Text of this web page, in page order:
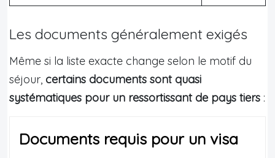
Les documents généralement exigés
Même si la liste exacte change selon le motif du
séjour, certains documents sont quasi
systématiques pour un ressortissant de pays tiers :
Documents requis pour un visa